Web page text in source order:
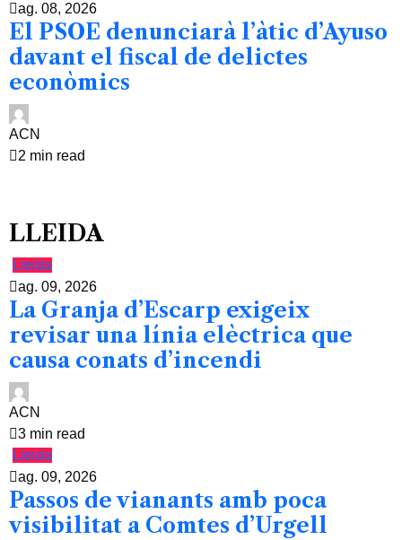
ag. 08, 2026
El PSOE denunciarà l’àtic d’Ayuso
davant el fiscal de delictes
econòmics
ACN
2 min read
LLEIDA
Lleida
ag. 09, 2026
La Granja d’Escarp exigeix
revisar una línia elèctrica que
causa conats d’incendi
ACN
3 min read
Lleida
ag. 09, 2026
Passos de vianants amb poca
visibilitat a Comtes d’Urgell